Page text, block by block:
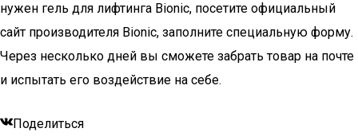
нужен гель для лифтинга Bionic, посетите официальный
сайт производителя Bionic, заполните специальную форму.
Через несколько дней вы сможете забрать товар на почте
и испытать его воздействие на себе.
Поделиться